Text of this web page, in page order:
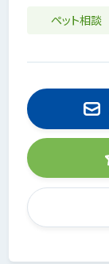
ペット相談